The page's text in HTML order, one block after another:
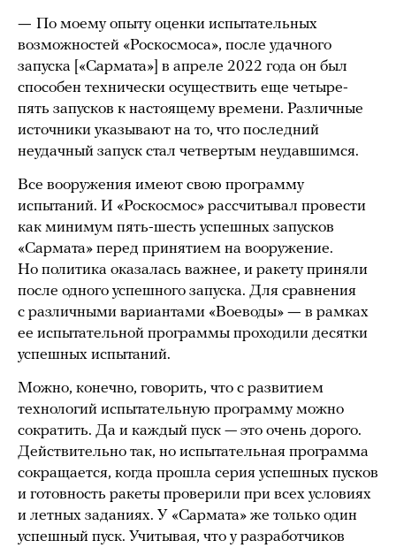
— По моему опыту оценки испытательных
возможностей «Роскосмоса», после удачного
запуска [«Сармата»] в апреле 2022 года он был
способен технически осуществить еще четыре-
пять запусков к настоящему времени. Различные
источники указывают на то, что последний
неудачный запуск стал четвертым неудавшимся.
Все вооружения имеют свою программу
испытаний. И «Роскосмос» рассчитывал провести
как минимум пять-шесть успешных запусков
«Сармата» перед принятием на вооружение.
Но политика оказалась важнее, и ракету приняли
после одного успешного запуска. Для сравнения
с различными вариантами «Воеводы» — в рамках
ее испытательной программы проходили десятки
успешных испытаний.
Можно, конечно, говорить, что с развитием
технологий испытательную программу можно
сократить. Да и каждый пуск — это очень дорого.
Действительно так, но испытательная программа
сокращается, когда прошла серия успешных пусков
и готовность ракеты проверили при всех условиях
и летных заданиях. У «Сармата» же только один
успешный пуск. Учитывая, что у разработчиков